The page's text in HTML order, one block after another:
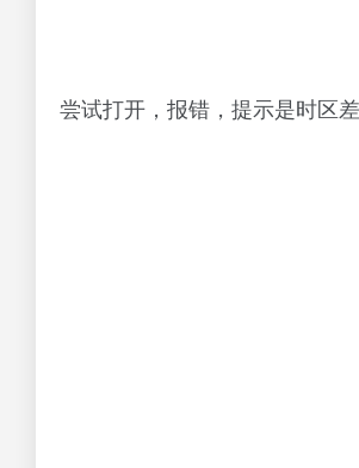
尝试打开，报错，提示是时区